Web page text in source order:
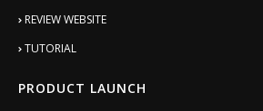
REVIEW WEBSITE
TUTORIAL
PRODUCT LAUNCH